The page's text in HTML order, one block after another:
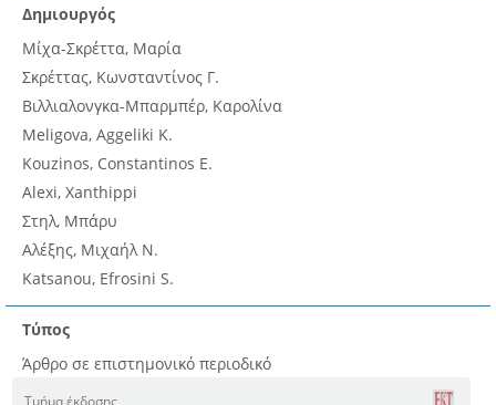
Δημιουργός
Μίχα-Σκρέττα, Μαρία
Σκρέττας, Κωνσταντίνος Γ.
Βιλλιαλονγκα-Μπαρμπέρ, Καρολίνα
Meligova, Aggeliki K.
Kouzinos, Constantinos E.
Alexi, Xanthippi
Στηλ, Μπάρυ
Αλέξης, Μιχαήλ Ν.
Katsanou, Efrosini S.
Τύπος
Άρθρο σε επιστημονικό περιοδικό
Τμήμα έκδοσης